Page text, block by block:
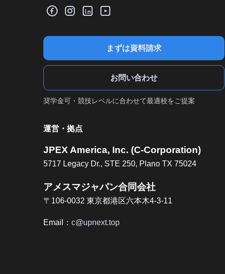
まずは資料請求
お問い合わせ
奨学金可・競技レベルに合わせて最適校をご提案
運営・拠点
JPEX America, Inc. (C-Corporation)
5717 Legacy Dr., STE 250, Plano TX 75024
アメスマジャパン合同会社
〒106-0032 東京都港区六本木4-3-11
Email： c@upnext.top